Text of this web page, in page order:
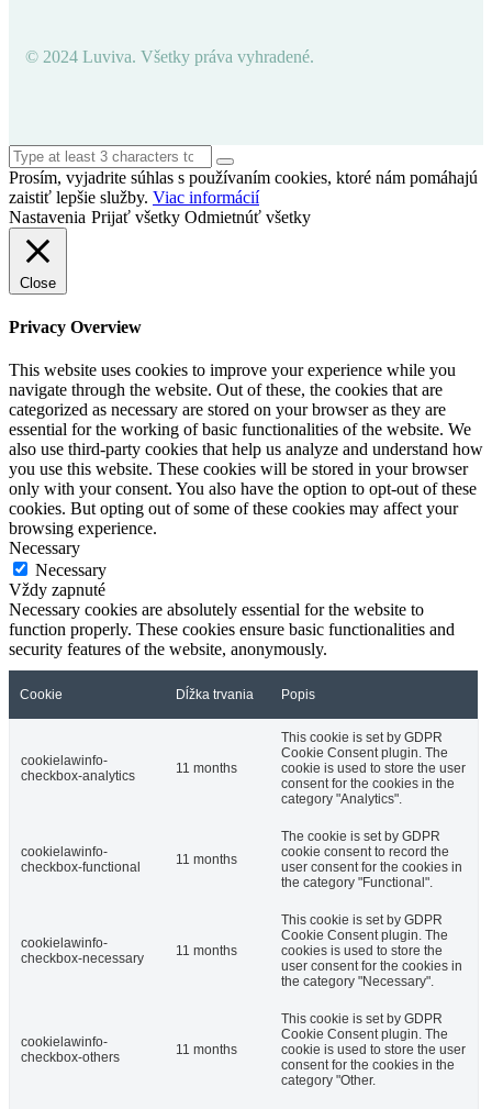
© 2024 Luviva. Všetky práva vyhradené.
Prosím, vyjadrite súhlas s používaním cookies, ktoré nám pomáhajú
zaistiť lepšie služby. Viac informácií
Nastavenia Prijať všetky Odmietnúť všetky
Close
Privacy Overview
This website uses cookies to improve your experience while you
navigate through the website. Out of these, the cookies that are
categorized as necessary are stored on your browser as they are
essential for the working of basic functionalities of the website. We
also use third-party cookies that help us analyze and understand how
you use this website. These cookies will be stored in your browser
only with your consent. You also have the option to opt-out of these
cookies. But opting out of some of these cookies may affect your
browsing experience.
Necessary
Necessary
Vždy zapnuté
Necessary cookies are absolutely essential for the website to
function properly. These cookies ensure basic functionalities and
security features of the website, anonymously.
Cookie Dĺžka trvania Popis
cookielawinfo-
checkbox-analytics
11 months
This cookie is set by GDPR
Cookie Consent plugin. The
cookie is used to store the user
consent for the cookies in the
category "Analytics".
cookielawinfo-
checkbox-functional
11 months
The cookie is set by GDPR
cookie consent to record the
user consent for the cookies in
the category "Functional".
cookielawinfo-
checkbox-necessary
11 months
This cookie is set by GDPR
Cookie Consent plugin. The
cookies is used to store the
user consent for the cookies in
the category "Necessary".
cookielawinfo-
checkbox-others
11 months
This cookie is set by GDPR
Cookie Consent plugin. The
cookie is used to store the user
consent for the cookies in the
category "Other.